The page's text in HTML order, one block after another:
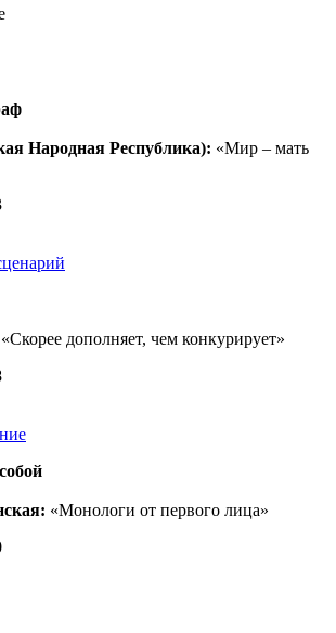
Народная Республика): «Мир – мать
«Скорее дополняет, чем конкурирует»
«Монологи от первого лица»